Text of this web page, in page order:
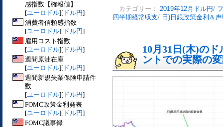
感指数【確報値】
[ユーロドル][ ドル円]
消費者信頼感指数
[ユーロドル][ ドル円]
雇用コスト指数
[ユーロドル][ ドル円]
週間原油在庫
[ユーロドル][ ドル円]
週間新規失業保険申請件
数
[ユーロドル][ ドル円]
FOMC政策金利発表
[ユーロドル][ ドル円]
FOMC議事録
カテゴリー： 2019年12月ドル円/
四半期経常収支/ 日)日銀政策金利＆
10月31日(木)の
ントでの実際の